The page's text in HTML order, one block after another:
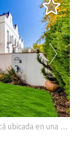
Esta casa, muy bien presentada, está ubicada en una tranquila zona residencial de Aiguadolç y goza de vistas despejadas al mar y a la ciudad de Sitges. La vivienda se distribuye en varios niveles y ofrece una distribución práctica, buena luz natural y una variedad de espacios al aire libre. A nivel de calle, un jardín delantero orientado al sur ofrece una agradable zona al aire libre con sol durante todo el día. La planta principal cuenta con un amplio salón-comedor con acceso directo a una gran terraza, creando una extensión natural del espacio interior. La cocina está totalmente equipada y ha sido reformada recientemente, con una isla central y una distribución funcional. Un aseo de cortesía completa esta planta. La zona de descanso se encuentra en la planta superior y consta de cuatro habitaciones. La dormitorio principal incluye baño privado y armarios empotrados. Las demás habitaciones son exteriores y comparten un baño independiente con ducha. En la parte superior, la vivienda cuenta con una amplia terraza en la azotea con vistas despejadas al mar y a Sitges, que ofrece un espacio privado para disfrutar al aire libre durante todo el año. En la planta baja se encuentra un garaje privado con capacidad para hasta tres vehículos. La casa forma parte de una comunidad residencial con instalaciones compartidas que incluyen piscina, pista de tenis y gimnasio. Su ubicación ofrece un entorno tranquilo a la vez que permite un fácil acceso a la playa, el puerto deportivo y el centro de Sitges. Póngase en contacto con nosotros para obtener más información. Comercializado por Dils Lucas Fox (Lucas Trading, S.L. con CIF B64125438), actuando como intermediario inmobiliario. La información facilitada es meramente informativa, basada en datos proporcionados por la propiedad, y puede estar sujeta a modificaciones. No constituye oferta contractual.